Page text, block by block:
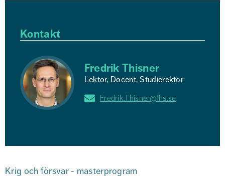
Kontakt
Fredrik Thisner
Lektor, Docent, Studierektor
Fredrik.Thisner@fhs.se
Krig och försvar - masterprogram